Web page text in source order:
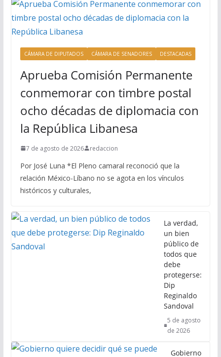
CÁMARA DE DIPUTADOS CÁMARA DE SENADORES DESTACADAS
Aprueba Comisión Permanente
conmemorar con timbre postal
ocho décadas de diplomacia con
la República Libanesa
7 de agosto de 2026 redaccion
Por José Luna *El Pleno camaral reconoció que la
relación México-Líbano no se agota en los vínculos
históricos y culturales,
La verdad,
un bien
público de
todos que
debe
protegerse:
Dip
Reginaldo
Sandoval
5 de agosto
de 2026
Gobierno